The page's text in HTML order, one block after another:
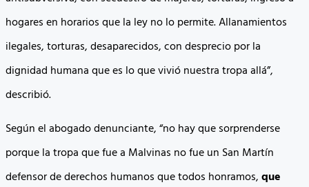
hogares en horarios que la ley no lo permite. Allanamientos
ilegales, torturas, desaparecidos, con desprecio por la
dignidad humana que es lo que vivió nuestra tropa allá”,
describió.
Según el abogado denunciante, “no hay que sorprenderse
porque la tropa que fue a Malvinas no fue un San Martín
defensor de derechos humanos que todos honramos,que